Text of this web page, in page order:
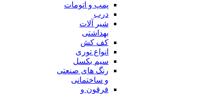
پمپ و اتومات
درب
شیر آلات
بهداشتی
کف کش
انواع توری
سیم بکسل
رنگ های صنعتی
و ساختمانی
فرقون و